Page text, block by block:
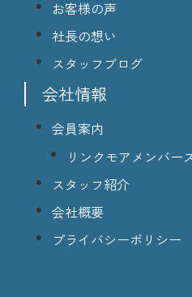
お客様の声
社長の想い
スタッフブログ
会社情報
会員案内
リンクモアメンバー
スタッフ紹介
会社概要
プライバシーポリシー